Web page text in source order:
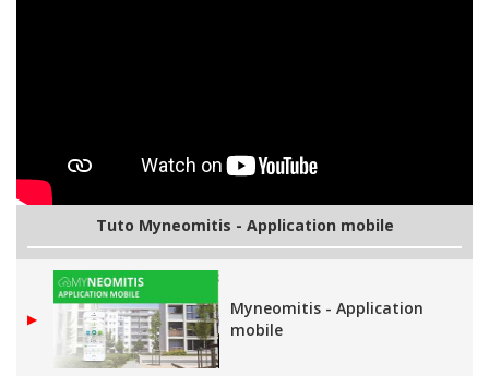
Tuto Myneomitis - Application mobile
▶
Myneomitis - Application
mobile